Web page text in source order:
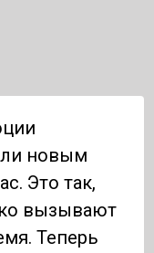
новым
Это так,
вызывают
Теперь